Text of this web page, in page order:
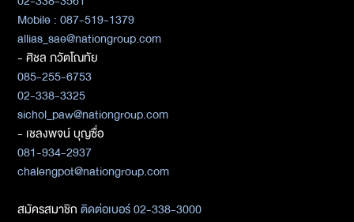
Mobile : 087-519-1379
allias_sae@nationgroup.com
- ศิชล ภวัตโณทัย
085-255-6753
02-338-3325
sichol_paw@nationgroup.com
- เชลงพจน์ บุญซื่อ
081-934-2937
chalengpot@nationgroup.com
สมัครสมาชิกติดต่อเบอร์ 02-338-3000